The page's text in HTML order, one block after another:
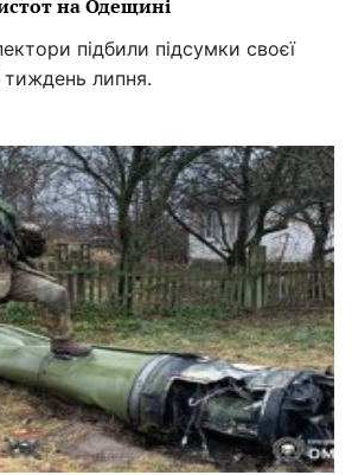
на Одещині
підбили підсумки своєї
тиждень липня.